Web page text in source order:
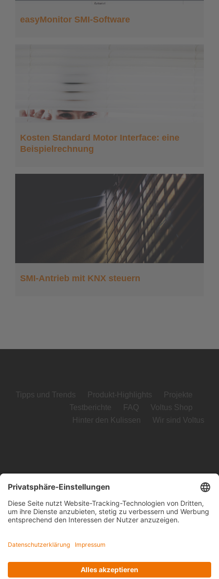
easyMonitor SMI-Software
Kosten Standard Motor Interface: eine
Beispielrechnung
SMI-Antrieb mit KNX steuern
Tipps und Trends Produkt-Highlights
Projekte
Testberichte
FAQ
Voltus Shop
Hinter den Kulissen
Wir sind Voltus
Voltus GmbH
Loog 7, 23611 Bad Schwartau
Telefon: +49 (0) 451 989 03-0
www.voltus.de
Impressum|Datenschutzerklärung